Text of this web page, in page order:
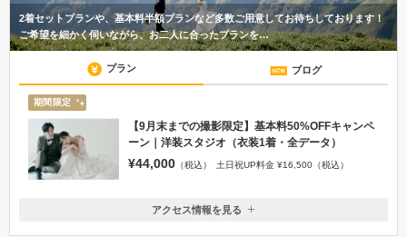
2着セットプランや、基本料半額プランなど多数ご用意してお待ちしております！
ご希望を細かく伺いながら、お二人に合ったプランを…
プラン ブログ
期間限定
【9月末までの撮影限定】基本料50%OFFキャンペ
ーン｜洋装スタジオ（衣装1着・全データ）
¥44,000 （税込） 土日祝UP料金 ¥16,500（税込）
アクセス情報を見る